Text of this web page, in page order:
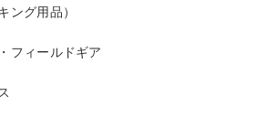
ング用品）
フィールドギア